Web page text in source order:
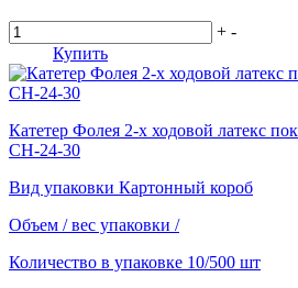
+ -
Купить
Катетер Фолея 2-х ходовой латекс
СН-24-30
Вид упаковки Картонный короб
Объем / вес упаковки /
Количество в упаковке 10/500 шт